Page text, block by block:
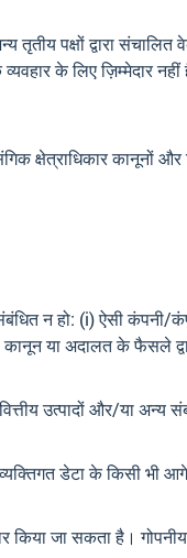
पक्षों द्वारा संचालित
के लिए ज़िम्मेदार नहीं
क्षेत्राधिकार कानूनों
न हो: (i) ऐसी कंपनी/
या अदालत के फैसले
उत्पादों और/या अन्य
व्यक्तिगत डेटा के किसी
किया जा सकता है।